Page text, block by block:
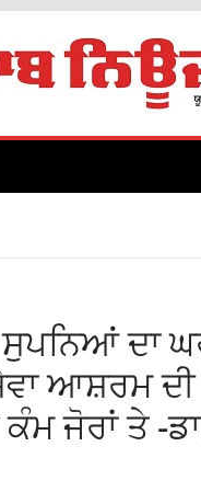
ਦਾ
ਆਸ਼ਰਮ ਦੀ
ਕੰਮ ਜੋਰਾਂ ਤੇ -